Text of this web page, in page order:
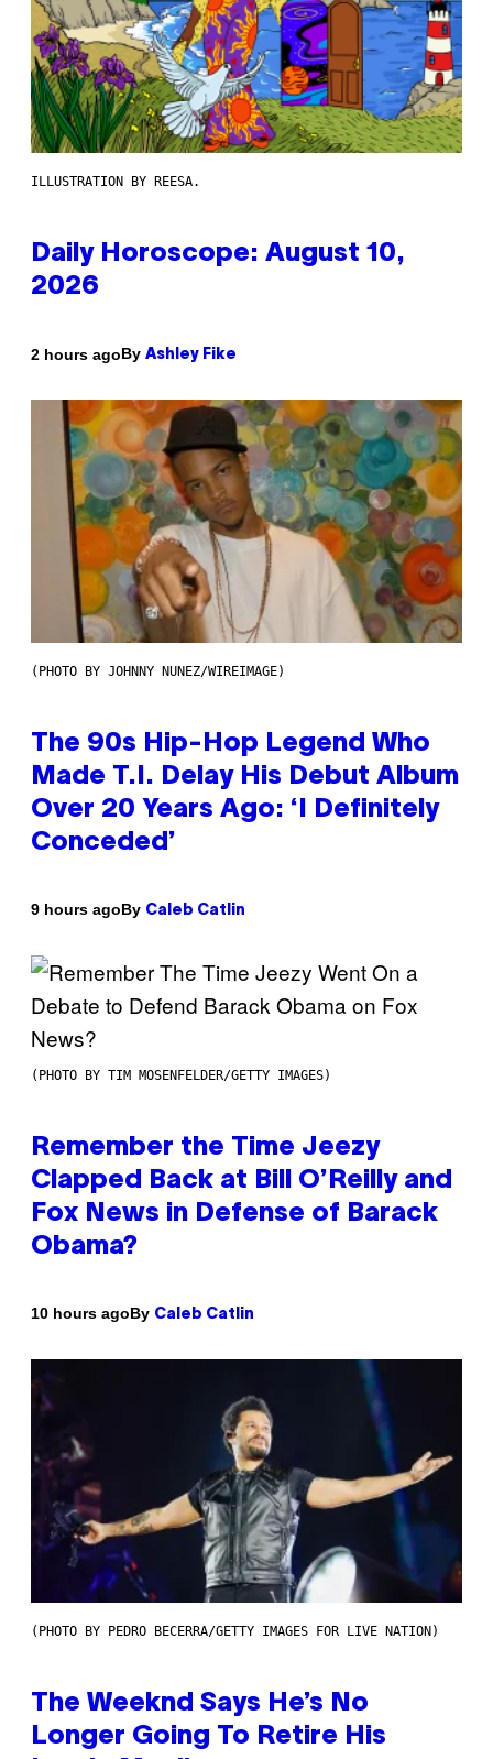
ILLUSTRATION BY REESA.
Daily Horoscope: August 10,
2026
2 hours agoBy Ashley Fike
(PHOTO BY JOHNNY NUNEZ/WIREIMAGE)
The 90s Hip-Hop Legend Who
Made T.I. Delay His Debut Album
Over 20 Years Ago: ‘I Definitely
Conceded’
9 hours agoBy Caleb Catlin
(PHOTO BY TIM MOSENFELDER/GETTY IMAGES)
Remember the Time Jeezy
Clapped Back at Bill O’Reilly and
Fox News in Defense of Barack
Obama?
10 hours agoBy Caleb Catlin
(PHOTO BY PEDRO BECERRA/GETTY IMAGES FOR LIVE NATION)
The Weeknd Says He’s No
Longer Going To Retire His